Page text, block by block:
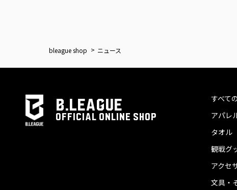
bleague shop ニュース
B.LEAGUE
OFFICIAL ONLINE SHOP
すべて
アパレ
タオル
観戦グ
アクセ
文具・